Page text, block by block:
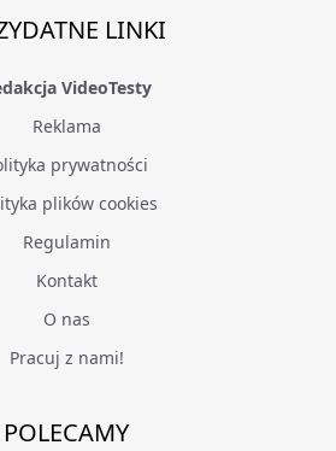
LINKI
VideoTesty
Reklama
prywatności
plików cookies
Regulamin
Kontakt
O nas
Pracuj z nami!
POLECAMY